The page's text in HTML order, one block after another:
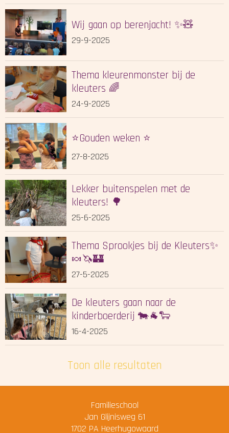
Wij gaan op berenjacht! ✨🧸
29-9-2025
Thema kleurenmonster bij de
kleuters 🌈
24-9-2025
⭐️Gouden weken ⭐️
27-8-2025
Lekker buitenspelen met de
kleuters! 🌳
25-6-2025
Thema Sprookjes bij de Kleuters✨
🍬🦄🏰
27-5-2025
De kleuters gaan naar de
kinderboerderij 🐄🐐🐑
16-4-2025
Toon alle resultaten
Familieschool
Jan Glijnisweg 61
1702 PA Heerhugowaard